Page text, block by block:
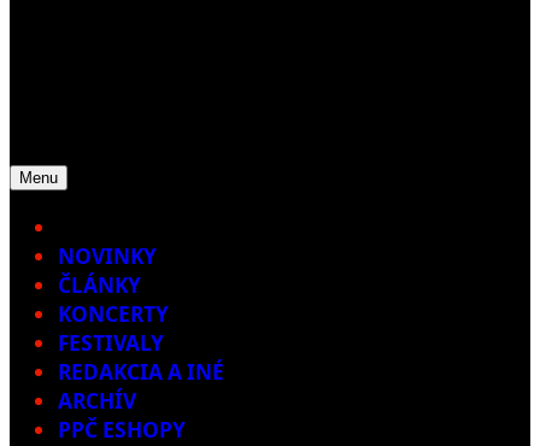
Menu
NOVINKY
ČLÁNKY
KONCERTY
FESTIVALY
REDAKCIA A INÉ
ARCHÍV
PPČ ESHOPY